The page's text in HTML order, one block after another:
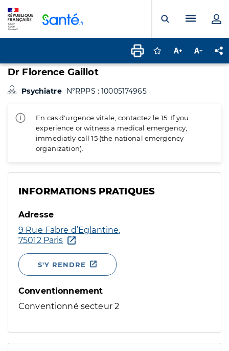
Ouvrir laMenu
Connectez-vous
Augmenter la
Dr Florence Gaillot
Psychiatre N°RPPS : 10005174965
En cas d'urgence vitale, contactez le 15. If you
experience or witness a medical emergency,
immediatly call 15 (the national emergency
organization).
INFORMATIONS PRATIQUES
Adresse
9 Rue Fabre d’Eglantine,
75012 Paris
S'Y RENDRE
Conventionnement
Conventionné secteur 2